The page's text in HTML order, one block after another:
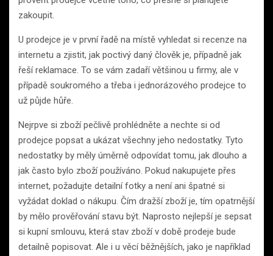
zakoupit.
U prodejce je v první řadě na místě vyhledat si recenze na
internetu a zjistit, jak poctivý daný člověk je, případně jak
řeší reklamace. To se vám zadaří většinou u firmy, ale v
případě soukromého a třeba i jednorázového prodejce to
už půjde hůře.
Nejrpve si zboží pečlivě prohlédněte a nechte si od
prodejce popsat a ukázat všechny jeho nedostatky. Tyto
nedostatky by měly úměrně odpovídat tomu, jak dlouho a
jak často bylo zboží používáno. Pokud nakupujete přes
internet, požadujte detailní fotky a není ani špatné si
vyžádat doklad o nákupu. Čím dražší zboží je, tím opatrnější
by mělo prověřování stavu být. Naprosto nejlepší je sepsat
si kupní smlouvu, která stav zboží v době prodeje bude
detailně popisovat. Ale i u věcí běžnějších, jako je například